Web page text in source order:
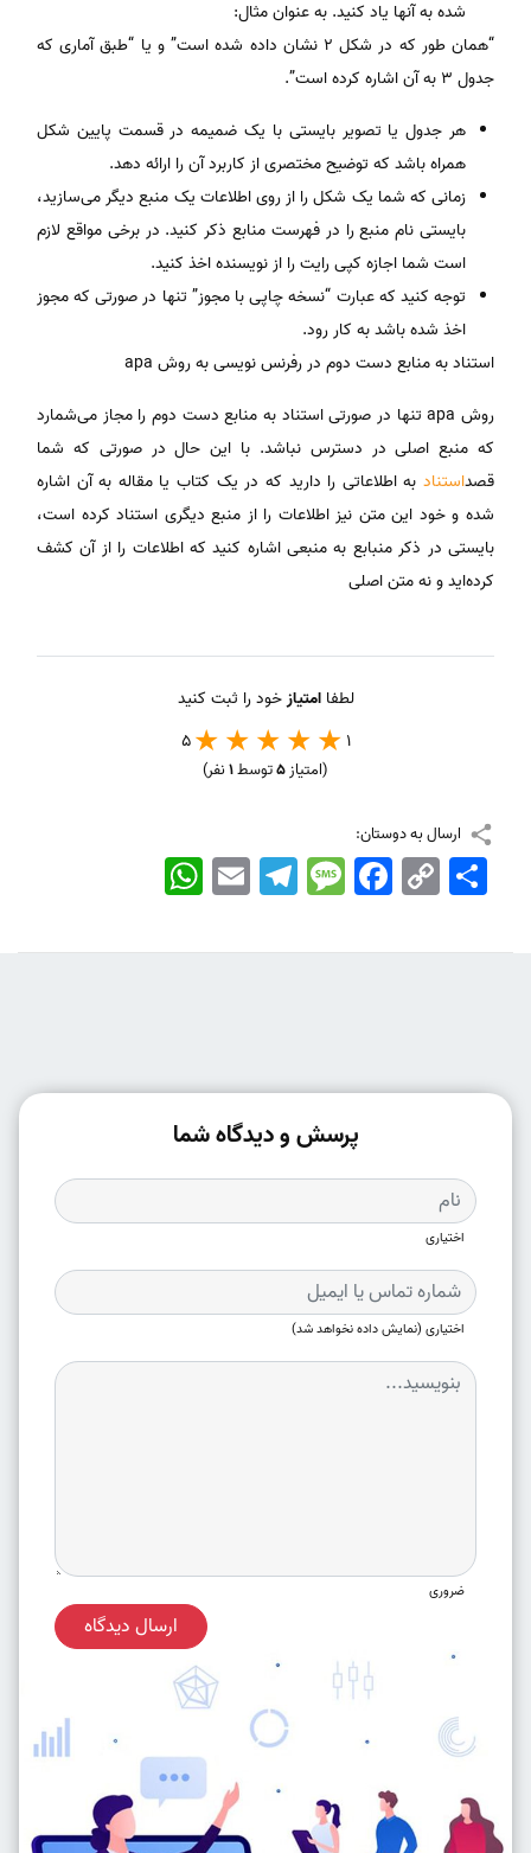
شده به آنها یاد کنید. به عنوان مثال:
“همان طور که در شکل 2 نشان داده شده است” و یا “طبق آماری که
جدول 3 به آن اشاره کرده است”.
هر جدول یا تصویر بایستی با یک ضمیمه در قسمت پایین شکل
همراه باشد که توضیح مختصری از کاربرد آن را ارائه دهد.
زمانی که شما یک شکل را از روی اطلاعات یک منبع دیگر می‌سازید،
بایستی نام منبع را در فهرست منابع ذکر کنید. در برخی مواقع لازم
است شما اجازه کپی رایت را از نویسنده اخذ کنید.
توجه کنید که عبارت “نسخه چاپی با مجوز” تنها در صورتی که مجوز
اخذ شده باشد به کار رود.
استناد به منابع دست دوم در رفرنس نویسی به روش apa
روش apa تنها در صورتی استناد به منابع دست دوم را مجاز می‌شمارد
که منبع اصلی در دسترس نباشد. با این حال در صورتی که شما
قصداستناد به اطلاعاتی را دارید که در یک کتاب یا مقاله به آن اشاره
شده و خود این متن نیز اطلاعات را از منبع دیگری استناد کرده است،
بایستی در ذکر منبابع به منبعی اشاره کنید که اطلاعات را از آن کشف
کرده‌اید و نه متن اصلی
لطفاامتیازخود را ثبت کنید
1
5
(امتیاز5توسط1نفر)
ارسال به دوستان:
WhatsApp EmailTelegramMessageFacebook Copy
Link
اشتراک
پرسش و دیدگاه شما
اختیاری
اختیاری (نمایش داده نخواهد شد)
ضروری
ارسال دیدگاه